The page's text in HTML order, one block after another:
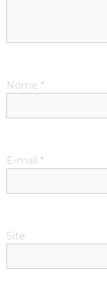
Nome *
E-mail *
Site